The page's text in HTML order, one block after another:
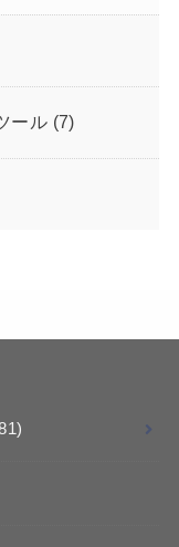
ール (7)